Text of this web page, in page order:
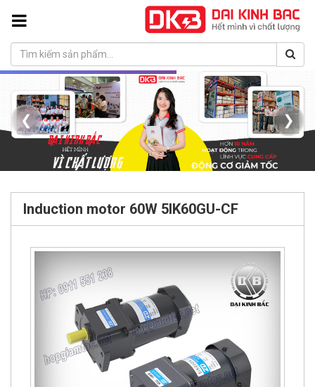
❮ ❯
Induction motor 60W 5IK60GU-CF